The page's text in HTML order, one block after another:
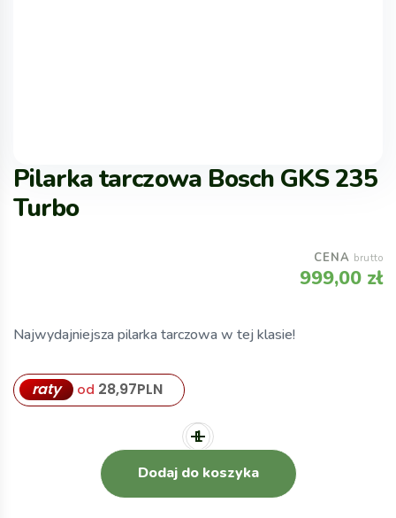
Pilarka tarczowa Bosch GKS 235
Turbo
CENA brutto
999,00 zł
Najwydajniejsza pilarka tarczowa w tej klasie!
raty od 28,97PLN
Dodaj do koszyka